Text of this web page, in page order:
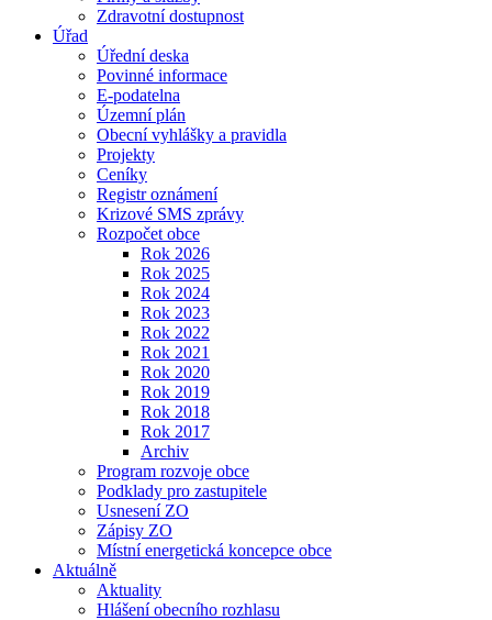
Zdravotní dostupnost
Úřad
Úřední deska
Povinné informace
E-podatelna
Územní plán
Obecní vyhlášky a pravidla
Projekty
Ceníky
Registr oznámení
Krizové SMS zprávy
Rozpočet obce
Rok 2026
Rok 2025
Rok 2024
Rok 2023
Rok 2022
Rok 2021
Rok 2020
Rok 2019
Rok 2018
Rok 2017
Archiv
Program rozvoje obce
Podklady pro zastupitele
Usnesení ZO
Zápisy ZO
Místní energetická koncepce obce
Aktuálně
Aktuality
Hlášení obecního rozhlasu